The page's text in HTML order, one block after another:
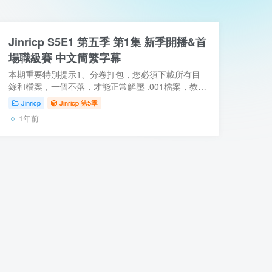
Jinricp S5E1 第五季 第1集 新季開播&首
場職級賽 中文簡繁字幕
本期重要特別提示1、分卷打包，您必須下載所有目
錄和檔案，一個不落，才能正常解壓 .001檔案，教程
點這裡2、新增 PikPak 網盤字幕，PikPak網盤影片也
可以有字幕了3、115網盤 Ed2k資源去廣告純淨...
Jinricp Jinricp 第5季
1年前